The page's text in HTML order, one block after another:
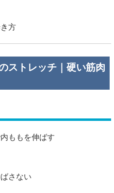
方
ストレッチ｜硬い筋肉
ももを伸ばす
さない